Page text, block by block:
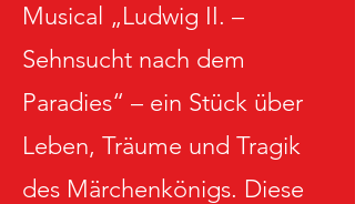
Musical „Ludwig II. –
Sehnsucht nach dem
Paradies“ – ein Stück über
Leben, Träume und Tragik
des Märchenkönigs. Diese